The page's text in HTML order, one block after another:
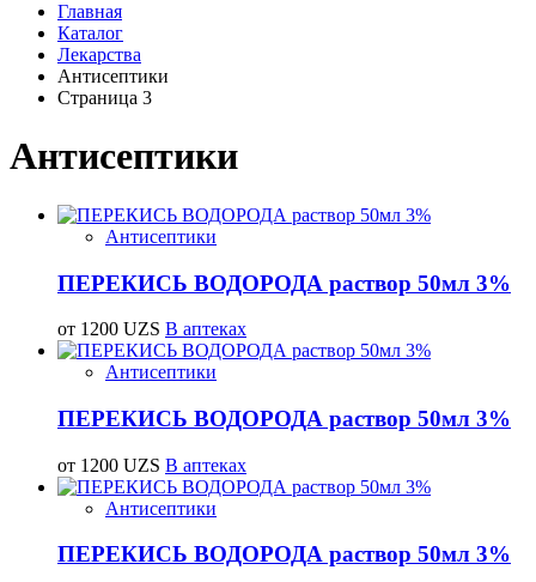
Главная
Каталог
Лекарства
Антисептики
Страница 3
Антисептики
Антисептики
ПЕРЕКИСЬ ВОДОРОДА раствор 50мл 3%
от 1200 UZS В аптеках
Антисептики
ПЕРЕКИСЬ ВОДОРОДА раствор 50мл 3%
от 1200 UZS В аптеках
Антисептики
ПЕРЕКИСЬ ВОДОРОДА раствор 50мл 3%